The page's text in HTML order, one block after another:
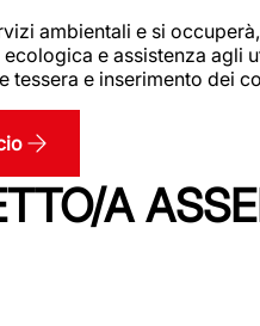
ambientali e si
e assistenza
e inserimento dei
A